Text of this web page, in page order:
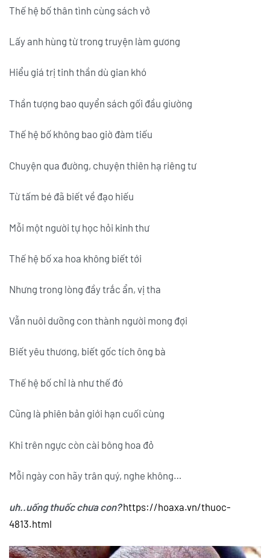
Thế hệ bố thân tình cùng sách vở
Lấy anh hùng từ trong truyện làm gương
Hiểu giá trị tinh thần dù gian khó
Thần tượng bao quyển sách gối đầu giường
Thế hệ bố không bao giờ đàm tiếu
Chuyện qua đường, chuyện thiên hạ riêng tư
Từ tấm bé đã biết về đạo hiếu
Mỗi một người tự học hỏi kinh thư
Thế hệ bố xa hoa không biết tới
Nhưng trong lòng đầy trắc ẩn, vị tha
Vẫn nuôi dưỡng con thành người mong đợi
Biết yêu thương, biết gốc tích ông bà
Thế hệ bố chỉ là như thế đó
Cũng là phiên bản giới hạn cuối cùng
Khi trên ngực còn cài bông hoa đỏ
Mỗi ngày con hãy trân quý, nghe không…
uh..uống thuốc chưa con?https://hoaxa.vn/thuoc-
4813.html